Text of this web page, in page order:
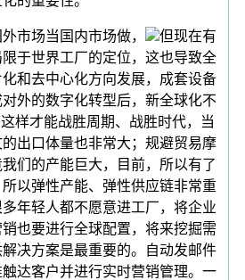
场当国内市场做，
但现在有
于世界工厂的定位，这也导致全
和去中心化方向发展，成套设备
外的数字化转型后，新全球化不
样才能战胜周期、战胜时代，当
出口体量也非常大；规避贸易摩
们的产能巨大，目前，所以有了
以弹性产能、弹性供应链非常重
年轻人都不愿意进工厂，将企业
也要进行全球配置，将来挖掘需
决方案是最重要的。自动发邮件
达客户并进行实时营销管理。一